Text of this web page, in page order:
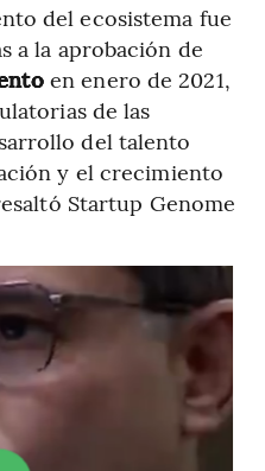
del ecosistema fue
a la aprobación de
en enero de 2021,
de las
del talento
y el crecimiento
Startup Genome